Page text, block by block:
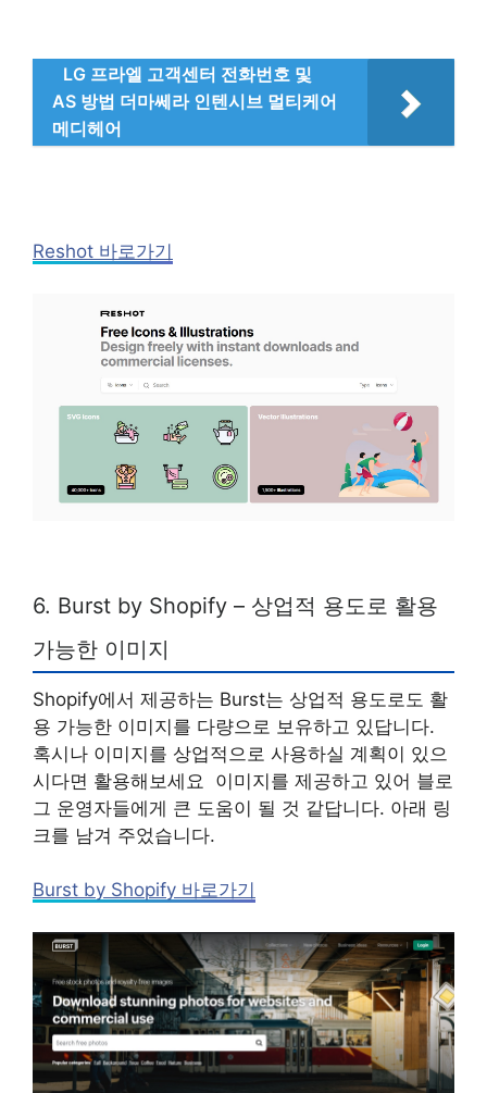
LG 프라엘 고객센터 전화번호 및
AS 방법 더마쎄라 인텐시브 멀티케어
메디헤어
Reshot 바로가기
6. Burst by Shopify – 상업적 용도로 활용
가능한 이미지
Shopify에서 제공하는 Burst는 상업적 용도로도 활
용 가능한 이미지를 다량으로 보유하고 있답니다.
혹시나 이미지를 상업적으로 사용하실 계획이 있으
시다면 활용해보세요 이미지를 제공하고 있어 블로
그 운영자들에게 큰 도움이 될 것 같답니다. 아래 링
크를 남겨 주었습니다.
Burst by Shopify 바로가기